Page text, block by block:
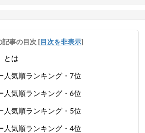
記事の目次 [目次を非表示]
とは
人気順ランキング・7位
人気順ランキング・6位
人気順ランキング・5位
人気順ランキング・4位